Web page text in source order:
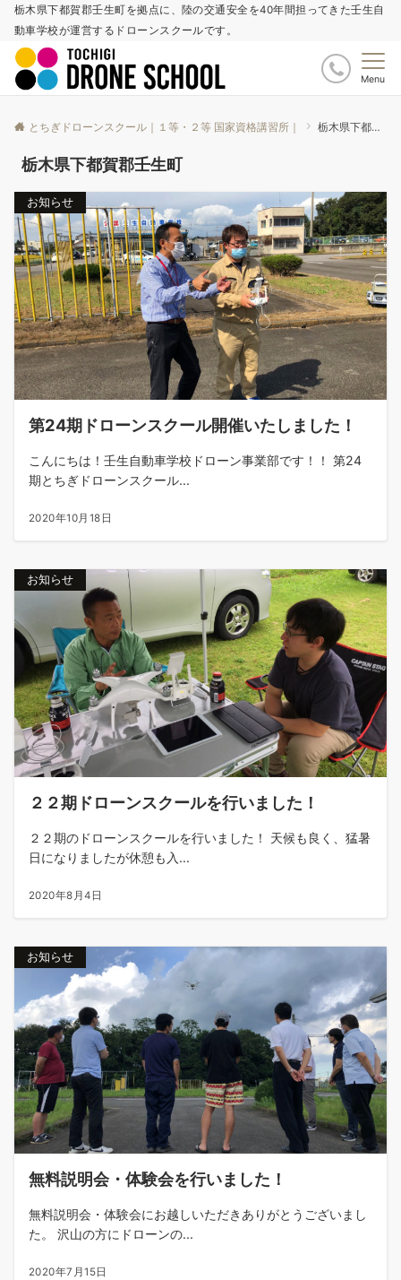
栃木県下都賀郡壬生町を拠点に、陸の交通安全を40年間担ってきた壬生自
動車学校が運営するドローンスクールです。
Menu
とちぎドローンスクール｜１等・２等 国家資格講習所｜ 栃木県下都賀郡壬生町
栃木県下都賀郡壬生町
お知らせ
第24期ドローンスクール開催いたしました！
こんにちは！壬生自動車学校ドローン事業部です！！ 第24
期とちぎドローンスクール...
2020年10月18日
お知らせ
２２期ドローンスクールを行いました！
２２期のドローンスクールを行いました！ 天候も良く、猛暑
日になりましたが休憩も入...
2020年8月4日
お知らせ
無料説明会・体験会を行いました！
無料説明会・体験会にお越しいただきありがとうございまし
た。 沢山の方にドローンの...
2020年7月15日